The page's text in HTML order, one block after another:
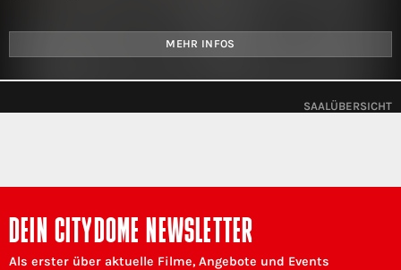
MEHR INFOS
SAALÜBERSICHT
DEIN CITYDOME NEWSLETTER
Als erster über aktuelle Filme, Angebote und Events